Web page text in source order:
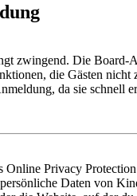
zwingend. Die Board-
die Gästen nicht
da sie schnell
Online Privacy
Daten von